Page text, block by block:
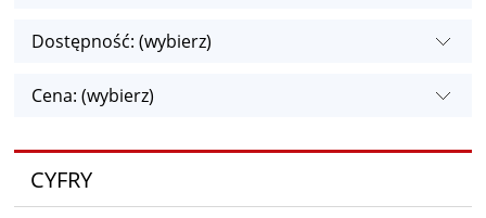
Dostępność: (wybierz)
Cena: (wybierz)
CYFRY